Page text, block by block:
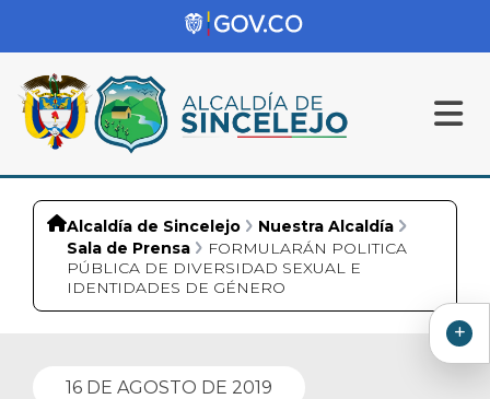
Alcaldía de Sincelejo
Nuestra Alcaldía
Sala de Prensa
FORMULARÁN POLITICA
PÚBLICA DE DIVERSIDAD SEXUAL E
IDENTIDADES DE GÉNERO
16 DE AGOSTO DE 2019